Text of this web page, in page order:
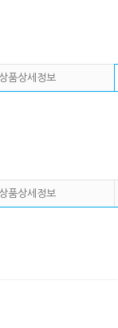
상품상세정보
상품상세정보